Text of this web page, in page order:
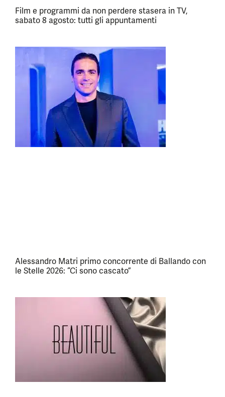
Film e programmi da non perdere stasera in TV,
sabato 8 agosto: tutti gli appuntamenti
Alessandro Matri primo concorrente di Ballando con
le Stelle 2026: “Ci sono cascato”